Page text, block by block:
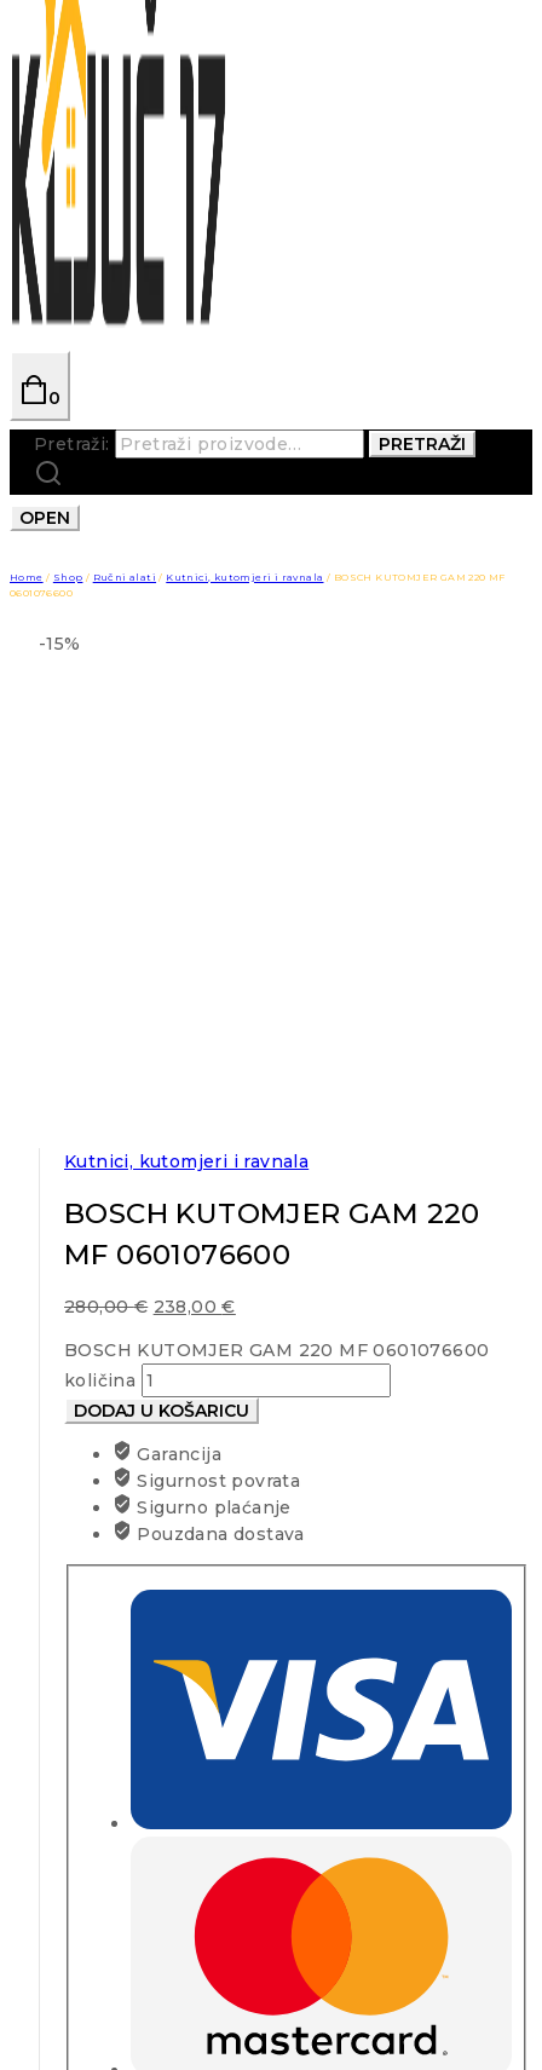
0
Pretraži: PRETRAŽI
OPEN
Home / Shop / Ručni alati / Kutnici, kutomjeri i ravnala / BOSCH KUTOMJER GAM 220 MF
0601076600
-15%
Kutnici, kutomjeri i ravnala
BOSCH KUTOMJER GAM 220
MF 0601076600
280,00€ 238,00€
BOSCH KUTOMJER GAM 220 MF 0601076600
količina
DODAJ U KOŠARICU
Garancija
Sigurnost povrata
Sigurno plaćanje
Pouzdana dostava